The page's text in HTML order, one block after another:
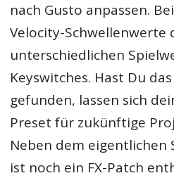
nach Gusto anpassen.
Velocity-Schwellenwerte
unterschiedlichen
Keyswitches. Hast Du
gefunden, lassen sich
Preset für zukünftige
Neben dem eigentlichen
ist noch ein FX-Patch